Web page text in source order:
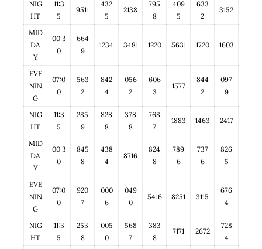
NIG
HT
11:3
5
9511
432
5
2138
795
8
409
5
633
2
3152
MID
DA
Y
00:3
0
664
9
1234 3481 1220 5631 1720 1603
EVE
NIN
G
07:0
0
563
2
842
4
056
2
606
3
1577
844
2
097
9
NIG
HT
11:3
5
285
9
828
8
378
8
768
7
1883 1463 2417
MID
DA
Y
00:3
0
845
8
438
4
8716
824
8
789
6
737
6
826
5
EVE
NIN
G
07:0
0
920
7
000
6
049
0
5416 8251 3115
676
4
NIG
HT
11:3
5
253
8
005
0
568
7
383
8
7171 2672
728
4